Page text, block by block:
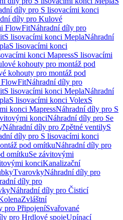
díly pro S lisovacími konci
díly pro Kulové
FlowFitNáhradní díly pro
S lisovacími konci MeplaNáhradní
S lisovacími konci
konci MapressS lisovacími
kohouty pro montáž pod
kohouty pro montáž pod
FlowFitNáhradní díly pro
S lisovacími konci MeplaNáhradní
S lisovacími konci VolexS
konci MapressNáhradní díly pro S
konciNáhradní díly pro Se
Náhradní díly pro Zpětné ventilyS
díly pro S lisovacími konci
pod omítkuNáhradní díly pro
omítkuSe závitovými
konciKanalizační
TvarovkyNáhradní díly pro
díly pro
Náhradní díly pro Čisticí
Zvláštní
pro PřipojeníSvařované
pro Hrdlové spojeUpínací